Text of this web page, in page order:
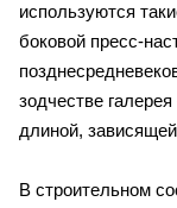
используются
боковой пресс-
зодчестве
длиной,
В строительном